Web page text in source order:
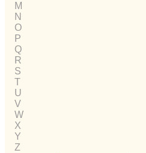
M
N
O
P
Q
R
S
T
U
V
W
X
Y
Z